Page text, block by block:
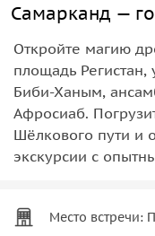
Самарканд —
Откройте магию
площадь Регистан,
Биби‑Ханым,
Афросиаб.
Шёлкового пути и
экскурсии с
Место встречи: